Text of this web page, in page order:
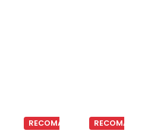
RECOMANDARI RECOMANDARI